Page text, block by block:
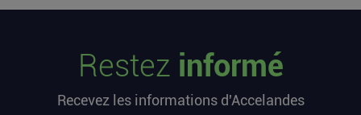
profil et comment candidater ?
2026 les futurs participants français du Projet
Restez informé
Recevez les informations d'Accelandes